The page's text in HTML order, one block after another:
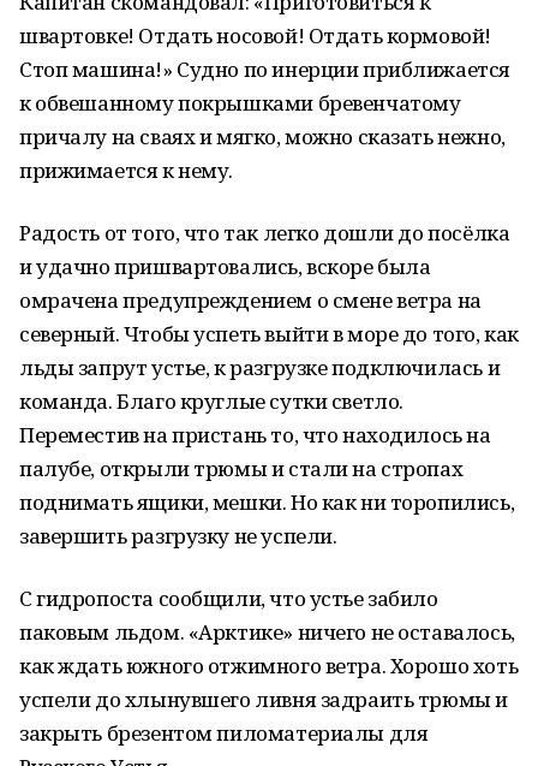
швартовке! Отдать носовой! Отдать кормовой!
Стоп машина!» Судно по инерции приближается
к обвешанному покрышками бревенчатому
причалу на сваях и мягко, можно сказать нежно,
прижимается к нему.
Радость от того, что так легко дошли до посёлка
и удачно пришвартовались, вскоре была
омрачена предупреждением о смене ветра на
северный. Чтобы успеть выйти в море до того, как
льды запрут устье, к разгрузке подключилась и
команда. Благо круглые сутки светло.
Переместив на пристань то, что находилось на
палубе, открыли трюмы и стали на стропах
поднимать ящики, мешки. Но как ни торопились,
завершить разгрузку не успели.
С гидропоста сообщили, что устье забило
паковым льдом. «Арктике» ничего не оставалось,
как ждать южного отжимного ветра. Хорошо хоть
успели до хлынувшего ливня задраить трюмы и
закрыть брезентом пиломатериалы для